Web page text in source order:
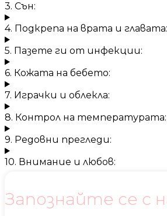
3. Сън:
4. Подкрепа на врата и главата:
5. Пазете ги от инфекции:
6. Кожата на бебето:
7. Играчки и облекла:
8. Контрол на температурата:
9. Редовни прегледи:
10. Внимание и любов:
Запознайте се с